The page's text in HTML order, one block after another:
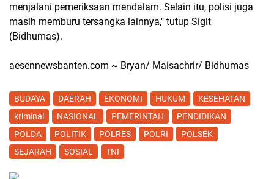
menjalani pemeriksaan mendalam. Selain itu, polisi juga
masih memburu tersangka lainnya," tutup Sigit
(Bidhumas).
aesennewsbanten.com ~ Bryan/ Maisachrir/ Bidhumas
BUDAYA DAERAH EKONOMI HUKUM
KESEHATAN
kriminal
NASIONAL PEMERINTAH
PENDIDIKAN
POLDA
POLITIK POLRES POLRI
POLSEK
SEJARAH
SOSIAL TNI